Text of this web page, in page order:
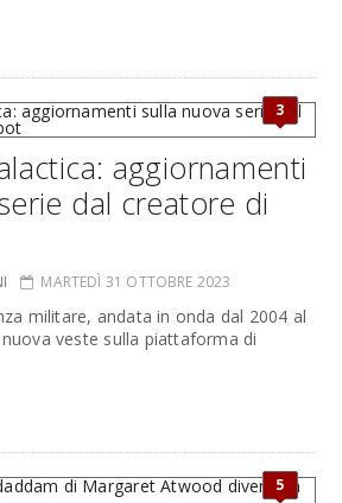
3
aggiornamenti
dal creatore di
MARTEDÌ 31 OTTOBRE 2023
militare, andata in onda dal 2004 al
veste sulla piattaforma di
5